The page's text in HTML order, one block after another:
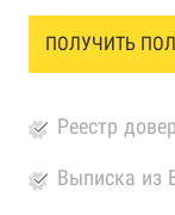
ПОЛУЧИТЬ
Реестр
Выписка из